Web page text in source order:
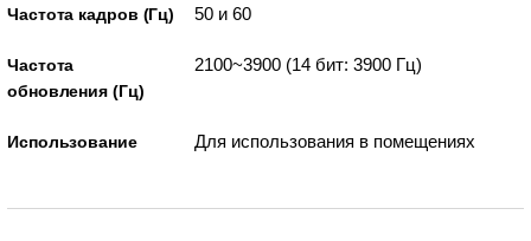
Частота кадров (Гц) 50 и 60
Частота
обновления (Гц)
2100~3900 (14 бит: 3900 Гц)
Использование Для использования в помещениях